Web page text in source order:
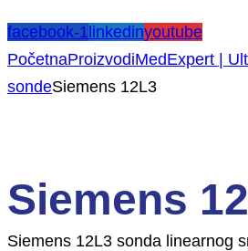
facebook-1 linkedinyoutube
PočetnaProizvodiMedExpert |
sondeSiemens 12L3
Siemens
Siemens 12L3 sonda linearnog